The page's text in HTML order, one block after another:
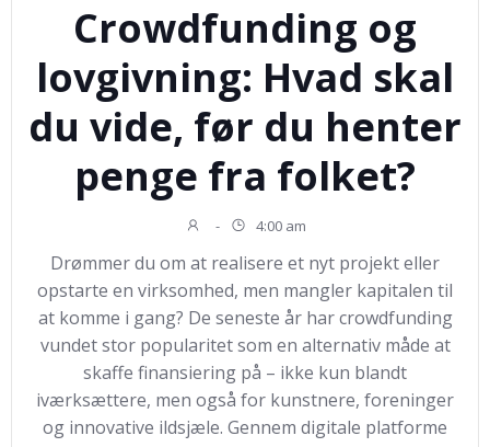
Crowdfunding og
lovgivning: Hvad skal
du vide, før du henter
penge fra folket?
- 4:00 am
Drømmer du om at realisere et nyt projekt eller
opstarte en virksomhed, men mangler kapitalen til
at komme i gang? De seneste år har crowdfunding
vundet stor popularitet som en alternativ måde at
skaffe finansiering på – ikke kun blandt
iværksættere, men også for kunstnere, foreninger
og innovative ildsjæle. Gennem digitale platforme